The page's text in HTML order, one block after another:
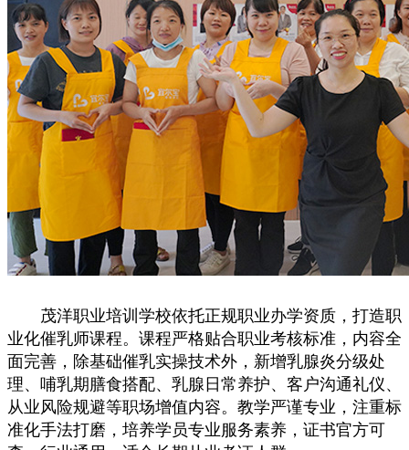
茂洋职业培训学校依托正规职业办学资质，打造职
业化催乳师课程。课程严格贴合职业考核标准，内容全
面完善，除基础催乳实操技术外，新增乳腺炎分级处
理、哺乳期膳食搭配、乳腺日常养护、客户沟通礼仪、
从业风险规避等职场增值内容。教学严谨专业，注重标
准化手法打磨，培养学员专业服务素养，证书官方可